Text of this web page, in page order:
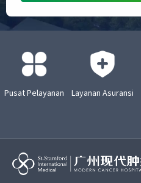
Pusat Pelayanan Layanan Asuransi